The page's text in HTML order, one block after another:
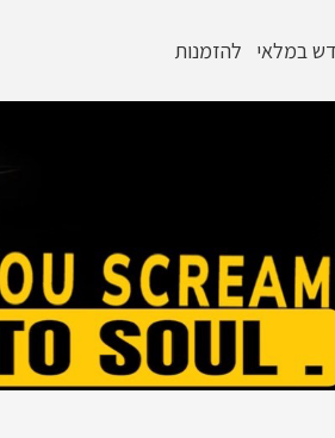
במלאי להזמנות